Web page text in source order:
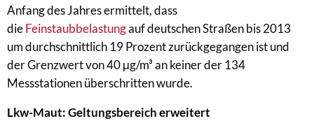
Anfang des Jahres ermittelt, dass
dieFeinstaubbelastungauf deutschen Straßen bis 2013
um durchschnittlich 19 Prozent zurückgegangen ist und
der Grenzwert von 40 μg/m³ an keiner der 134
Messstationen überschritten wurde.
Lkw-Maut: Geltungsbereich erweitert